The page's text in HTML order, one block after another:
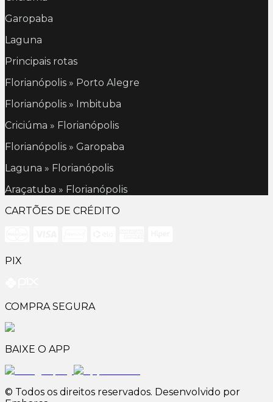
Garopaba
Laguna
Principais rotas
Florianópolis » Porto Alegre
Florianópolis » Imbituba
Criciúma » Florianópolis
Florianópolis » Garopaba
Laguna » Florianópolis
Araçatuba » Florianópolis
CARTÕES DE CRÉDITO
PIX
COMPRA SEGURA
BAIXE O APP
© Todos os direitos reservados. Desenvolvido por